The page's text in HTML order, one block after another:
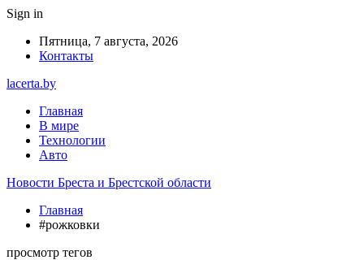
Sign in
Пятница, 7 августа, 2026
Контакты
lacerta.by
Главная
В мире
Технологии
Авто
Новости Бреста и Брестской области
Главная
#рожковки
просмотр тегов